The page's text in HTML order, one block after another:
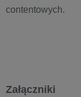
contentowych.
Załączniki